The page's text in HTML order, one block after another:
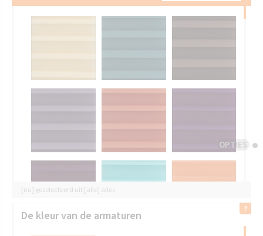
OPTIES
[nu] geselecteerd uit [alle] alles
De kleur van de armaturen